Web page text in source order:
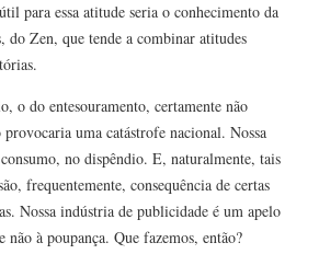
para essa atitude seria o conhecimento da
do Zen, que tende a combinar atitudes
o do entesouramento, certamente não
provocaria uma catástrofe nacional. Nossa
no dispêndio. E, naturalmente, tais
frequentemente, consequência de certas
Nossa indústria de publicidade é um apelo
não à poupança. Que fazemos, então?